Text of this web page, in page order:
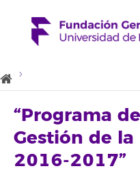
“Programa
Gestión de
2016-2017”